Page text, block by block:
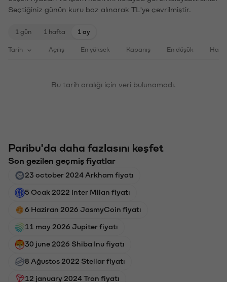
Seçtiğiniz günün kuru baz alınarak TL'ye çevrilmiştir.
1 gün 1 hafta 1 ay
Tarih Açılış En yüksek Kapanış En düşük
Bu tarih aralığı için veri bulunamadı.
Paribu'da daha fazlasını keşfet
Son gezilen geçmiş fiyatlar
23 october 2024 Arkham fiyatı
5 Ocak 2022 Inter Milan fiyatı
6 Haziran 2026 JasmyCoin fiyatı
11 may 2026 Jupiter fiyatı
30 june 2026 Shiba Inu fiyatı
8 Ağustos 2022 Stellar fiyatı
12 january 2024 Tron fiyatı